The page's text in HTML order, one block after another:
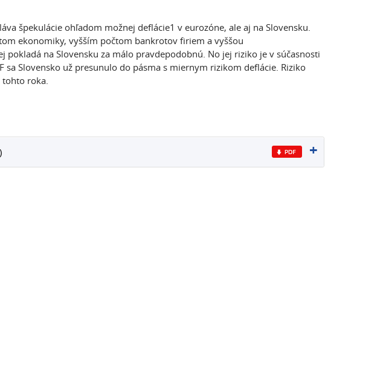
špekulácie ohľadom možnej deflácie1 v eurozóne, ale aj na Slovensku.
ekonomiky, vyšším počtom bankrotov firiem a vyššou
pokladá na Slovensku za málo pravdepodobnú. No jej riziko je v súčasnosti
Slovensko už presunulo do pásma s miernym rizikom deflácie. Riziko
tohto roka.